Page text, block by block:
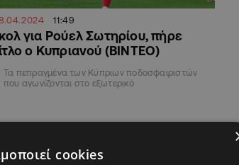
11:49
για Ρούελ Σωτηρίου, πήρε
ο Κυπριανού (ΒΙΝΤΕΟ)
Τα πεπραγμένα των Κύπριων ποδοσφαιριστών
που αγωνίζονται στο εξωτερικό
cookies